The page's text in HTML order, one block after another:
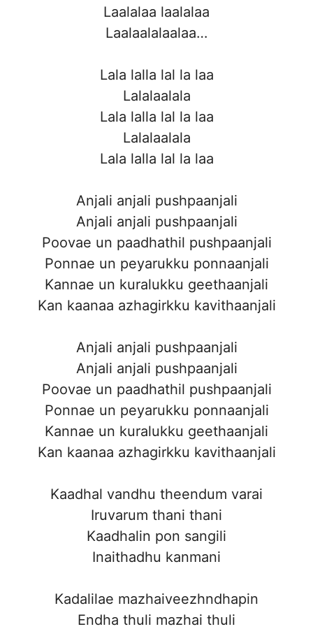
Laalalaa laalalaa
Laalaalalaalaa…
Lala lalla lal la laa
Lalalaalala
Lala lalla lal la laa
Lalalaalala
Lala lalla lal la laa
Anjali anjali pushpaanjali
Anjali anjali pushpaanjali
Poovae un paadhathil pushpaanjali
Ponnae un peyarukku ponnaanjali
Kannae un kuralukku geethaanjali
Kan kaanaa azhagirkku kavithaanjali
Anjali anjali pushpaanjali
Anjali anjali pushpaanjali
Poovae un paadhathil pushpaanjali
Ponnae un peyarukku ponnaanjali
Kannae un kuralukku geethaanjali
Kan kaanaa azhagirkku kavithaanjali
Kaadhal vandhu theendum varai
Iruvarum thani thani
Kaadhalin pon sangili
Inaithadhu kanmani
Kadalilae mazhaiveezhndhapin
Endha thuli mazhai thuli